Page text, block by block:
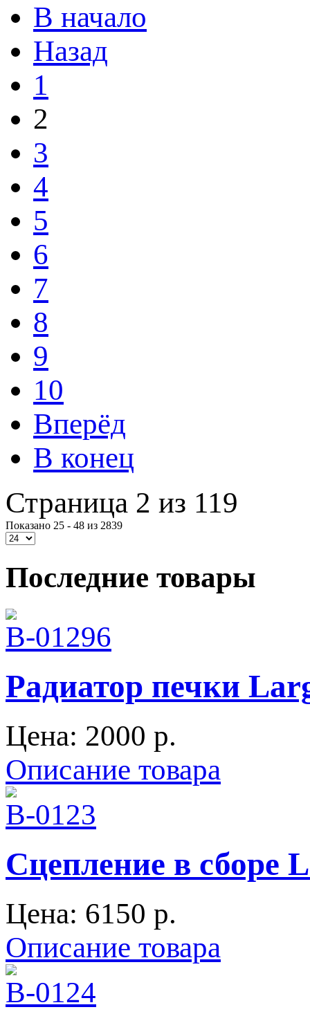
В начало
Назад
1
2
3
4
5
6
7
8
9
10
Вперёд
В конец
Страница 2 из 119
Показано 25 - 48 из 2839
Последние товары
Радиатор печки
Цена: 2000 p.
Описание товара
Сцепление в сборе
Цена: 6150 p.
Описание товара